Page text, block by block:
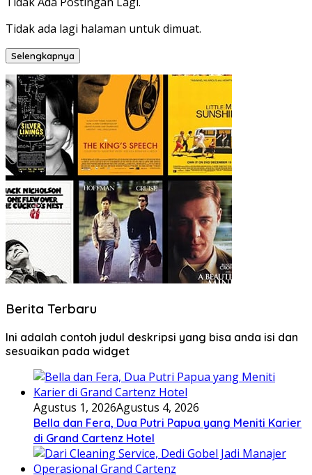
Tidak ada lagi halaman untuk dimuat.
Selengkapnya
Berita Terbaru
Ini adalah contoh judul deskripsi yang bisa anda isi dan
sesuaikan pada widget
Agustus 1, 2026Agustus 4, 2026
Bella dan Fera, Dua Putri Papua yang Meniti Karier
di Grand Cartenz Hotel